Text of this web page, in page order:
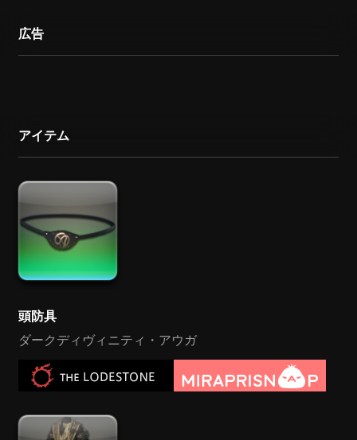
広告
アイテム
頭防具
ダークディヴィニティ・アウガ